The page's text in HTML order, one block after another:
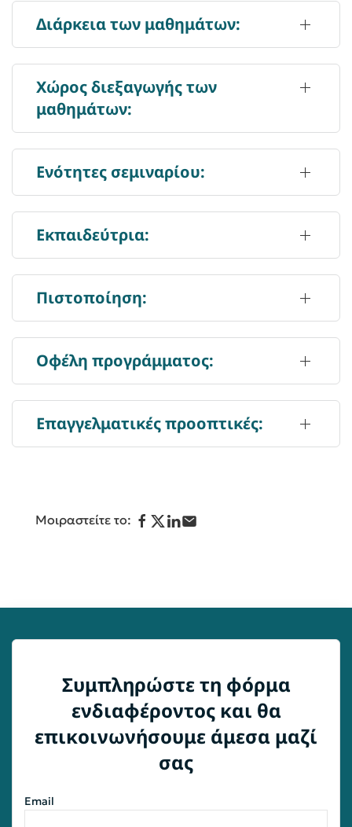
Διάρκεια των μαθημάτων:
Χώρος διεξαγωγής των
μαθημάτων:
Ενότητες σεμιναρίου:
Εκπαιδεύτρια:
Πιστοποίηση:
Οφέλη προγράμματος:
Επαγγελματικές προοπτικές:
Μοιραστείτε το:
Συμπληρώστε τη φόρμα
ενδιαφέροντος και θα
επικοινωνήσουμε άμεσα μαζί
σας
Email